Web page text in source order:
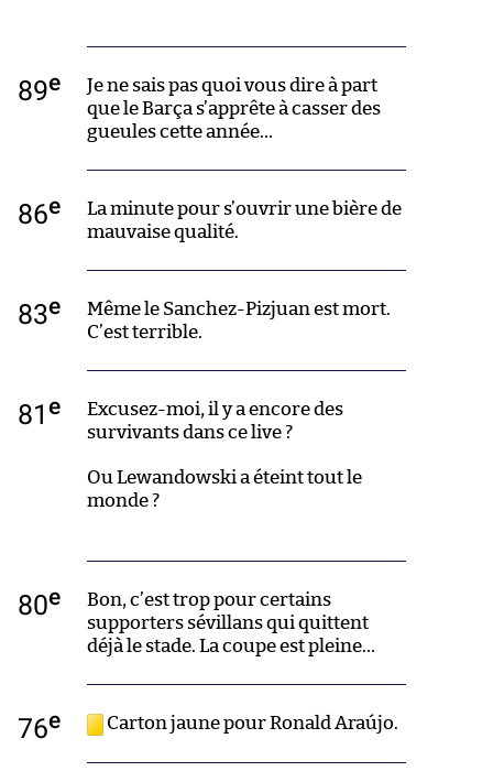
89e
Je ne sais pas quoi vous dire à part
que le Barça s’apprête à casser des
gueules cette année…
86e
La minute pour s’ouvrir une bière de
mauvaise qualité.
83e
Même le Sanchez-Pizjuan est mort.
C’est terrible.
81 e
Excusez-moi, il y a encore des
survivants dans ce live ?
Ou Lewandowski a éteint tout le
monde ?
80e
Bon, c’est trop pour certains
supporters sévillans qui quittent
déjà le stade. La coupe est pleine…
76e Carton jaune pour Ronald Araújo.